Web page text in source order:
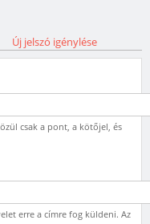
Új jelszó igénylése
csak a pont, a kötőjel, és
erre a címre fog küldeni. Az